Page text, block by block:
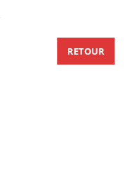
RETOUR